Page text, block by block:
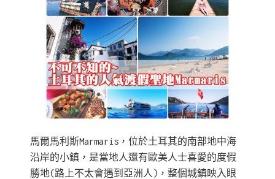
馬爾馬利斯Marmaris，位於土耳其的南部地中海
沿岸的小鎮，是當地人還有歐美人士喜愛的度假
勝地(路上不太會遇到亞洲人)，整個城鎮映入眼